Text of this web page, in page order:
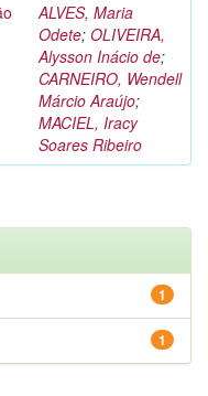
ALVES, Maria
Odete; OLIVEIRA,
Alysson Inácio de;
CARNEIRO, Wendell
Márcio Araújo;
MACIEL, Iracy
Soares Ribeiro
1
1